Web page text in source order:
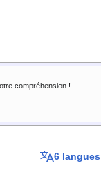
compréhension !
6 langues